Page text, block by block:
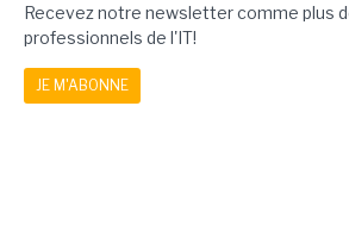
Recevez notre newsletter comme plus
professionnels de l'IT!
JE M'ABONNE